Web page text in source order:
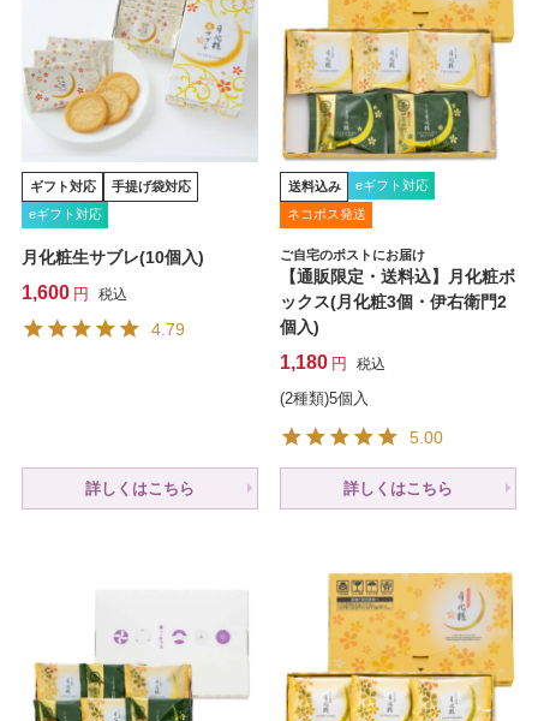
ギフト対応
手提げ袋対応
eギフト対応
月化粧生サブレ(10個入)
1,600 税込
4.79
詳しくはこちら
送料込み eギフト対応
ネコポス発送
ご自宅のポストにお届け
【通販限定・送料込】月化粧ボ
ックス(月化粧3個・伊右衛門2
個入)
1,180 税込
(2種類)5個入
5.00
詳しくはこちら